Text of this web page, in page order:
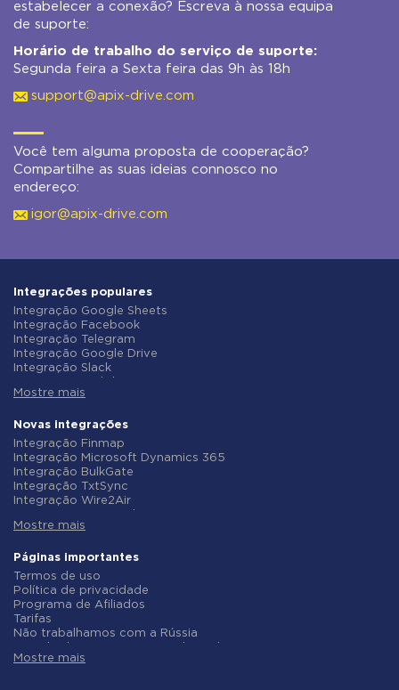
estabelecer a conexão? Escreva à nossa equipa
de suporte:
Horário de trabalho do serviço de suporte:
Segunda feira a Sexta feira das 9h às 18h
support@apix-drive.com
Você tem alguma proposta de cooperação?
Compartilhe as suas ideias connosco no
endereço:
igor@apix-drive.com
Integrações populares
Integração Google Sheets
Integração Facebook
Integração Telegram
Integração Google Drive
Integração Slack
Integração Gmail
Integração ClickUp
Integração Airtable
Integração Google Contacts
Integração OpenAI (ChatGPT)
Integração Instagram
Integração ActiveCampaign
Integração Typeform
Integração Salesforce CRM
Integração Notion
Integração AWeber
Integração Asana
Integração ZOHO CRM
Integração Webhooks
Integração GetResponse
Integração WooCommerce
Mostre mais
Novas integrações
Integração Finmap
Integração Microsoft Dynamics 365
Integração BulkGate
Integração TxtSync
Integração Wire2Air
Integração Infobip
Integração AtomPark
Integração TXTImpact
Integração Campaign Monitor
Integração CM.com
Integração D7 Networks
Integração SMS.to
Integração SMSGlobal
Integração Textlocal
Mostre mais
Páginas importantes
Termos de uso
Política de privacidade
Programa de Afiliados
Tarifas
Não trabalhamos com a Rússia
Politica de reembolso
Mostre mais